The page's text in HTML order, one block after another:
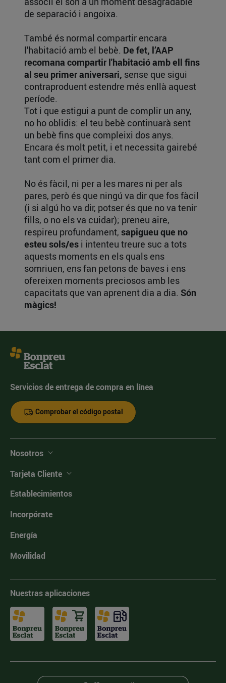
de separació i angoixa.
També és normal compartir encara
l'habitació amb el bebè. De fet, l’AAP
recomana compartir l'habitació amb ell fins
al seu primer aniversari, sense que sigui
contraproduent estendre més enllà aquest
període.
Tot i que estigui a punt de complir un any,
no ho oblidis: el teu bebè continuarà sent
un bebè fins que compleixi dos anys.
Encara és molt petit, i et necessita gairebé
tant com el primer dia.
No és fàcil, ni per a les mares ni per als
pares, però és que ningú va dir que fos fàcil
(i si algú ho va dir, potser és que no va tenir
fills, o no els va cuidar); preneu aire,
respireu profundament, sapigueu que no
esteu sols/es i intenteu treure suc a tots
aquests moments en els quals ens
somriuen, ens fan petons de baves i ens
ofereixen moments preciosos amb les
capacitats que van aprenent dia a dia. Són
màgics!
Servicios de entrega de compra en línea
Comprobar el código postal
Nosotros
Tarjeta Cliente
Establecimientos
Incorpórate
Energía
Movilidad
Nuestras aplicaciones